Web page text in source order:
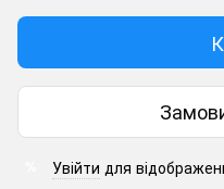
Увійти для